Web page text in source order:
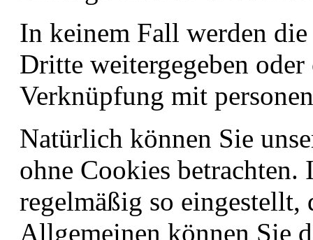
In keinem Fall werden
Dritte weitergegeben
Verknüpfung mit
Natürlich können Sie
ohne Cookies
regelmäßig so eingestellt,
Allgemeinen können Sie